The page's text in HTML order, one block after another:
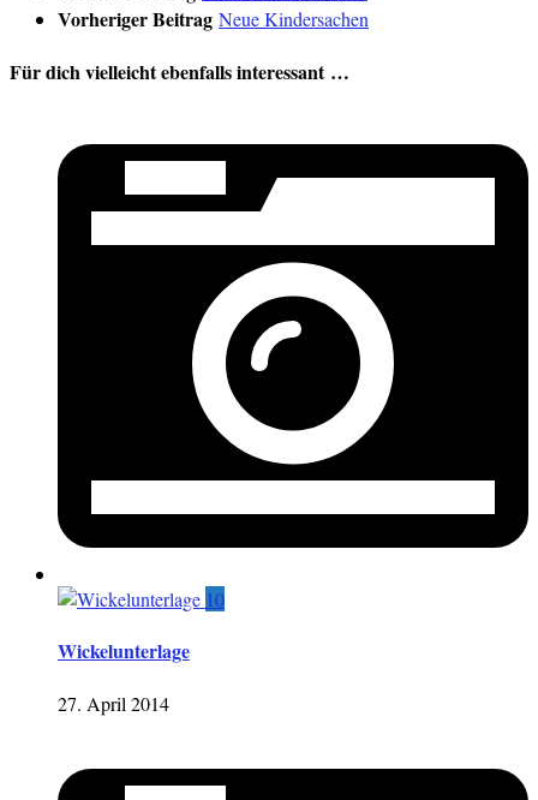
Vorheriger Beitrag Neue Kindersachen
Für dich vielleicht ebenfalls interessant …
10
Wickelunterlage
27. April 2014